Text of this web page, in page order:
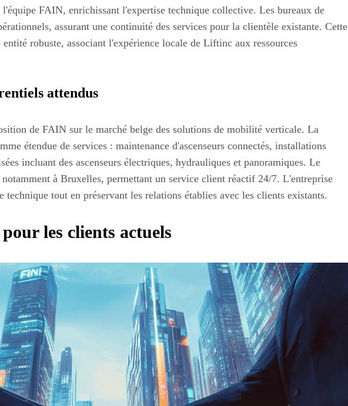
FAIN, enrichissant l'expertise technique collective. Les bureaux de
assurant une continuité des services pour la clientèle existante. Cette
robuste, associant l'expérience locale de Liftinc aux ressources
attendus
de FAIN sur le marché belge des solutions de mobilité verticale. La
étendue de services : maintenance d'ascenseurs connectés, installations
incluant des ascenseurs électriques, hydrauliques et panoramiques. Le
à Bruxelles, permettant un service client réactif 24/7. L'entreprise
technique tout en préservant les relations établies avec les clients existants.
les clients actuels